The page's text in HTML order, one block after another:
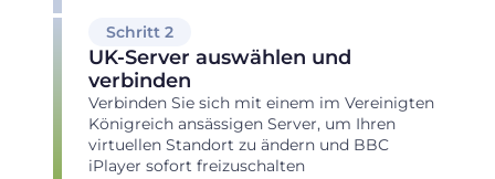
Schritt 2
UK-Server auswählen und
verbinden
Verbinden Sie sich mit einem im Vereinigten
Königreich ansässigen Server, um Ihren
virtuellen Standort zu ändern und BBC
iPlayer sofort freizuschalten